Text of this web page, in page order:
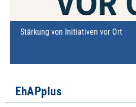
Stärkung von Initiativen vor Ort
EhAPplus